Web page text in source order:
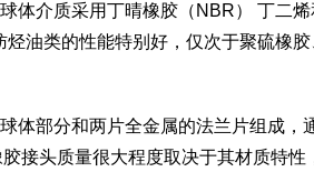
体介质采用丁晴橡胶（NBR） 丁二烯
油类的性能特别好，仅次于聚硫橡胶
体部分和两片全金属的法兰片组成，
接头质量很大程度取决于其材质特性